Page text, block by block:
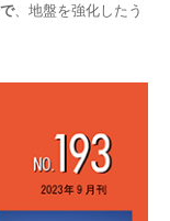
、地盤を強化したう